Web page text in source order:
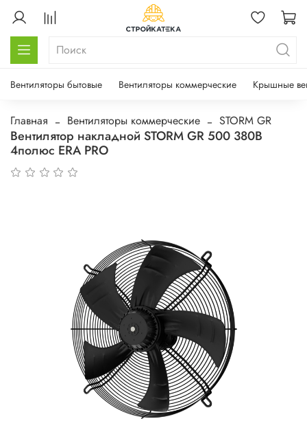
Вентиляторы бытовые Вентиляторы коммерческие Крышные
Главная Вентиляторы коммерческие STORM GR
Вентилятор накладной STORM GR 500 380В
4полюс ERA PRO